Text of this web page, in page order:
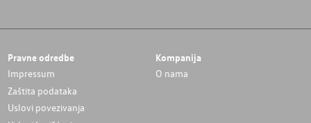
Pravne odredbe
Impressum
Zaštita podataka
Uslovi povezivanja
Kompanija
O nama